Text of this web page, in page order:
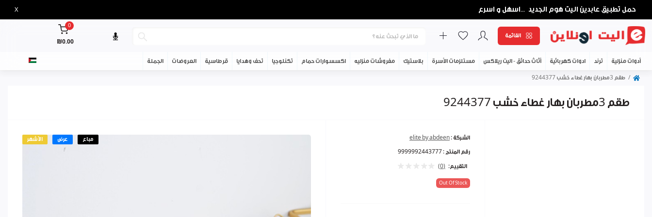
حمل تطبيق عابدين اليت هوم الجديد ...اسهل و اسرع X
القائمة
0
₪0.00
أدوات منزلية ترند ادوات كهربائية أثاث حدائق - اليت ريلاكس مستلزمات الأسرة بلاستيك مفروشات منزليه اكسسوارات حمام تكنلوجيا تحف وهدايا قرطاسية العروضات الجملة
طقم 3مطربان بهار غطاء خشب 9244377
طقم 3مطربان بهار غطاء خشب 9244377
الأشهر عرض مباع الشركة : elite by abdeen
رقم المنتج : 9999992443777
التقييم: (0)
Out Of Stock